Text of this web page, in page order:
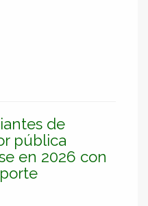
de
pública
en 2026 con